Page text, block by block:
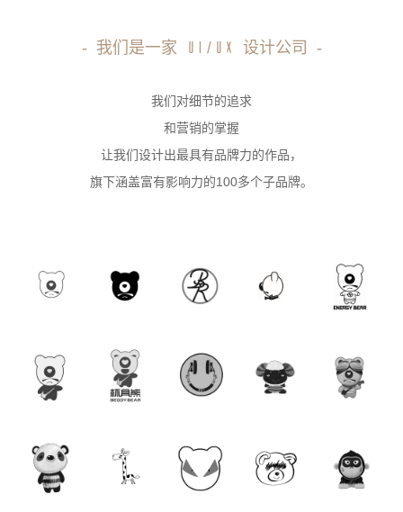
- 我们是一家 UI/UX 设计公司 -
我们对细节的追求
和营销的掌握
让我们设计出最具有品牌力的作品，
旗下涵盖富有影响力的100多个子品牌。